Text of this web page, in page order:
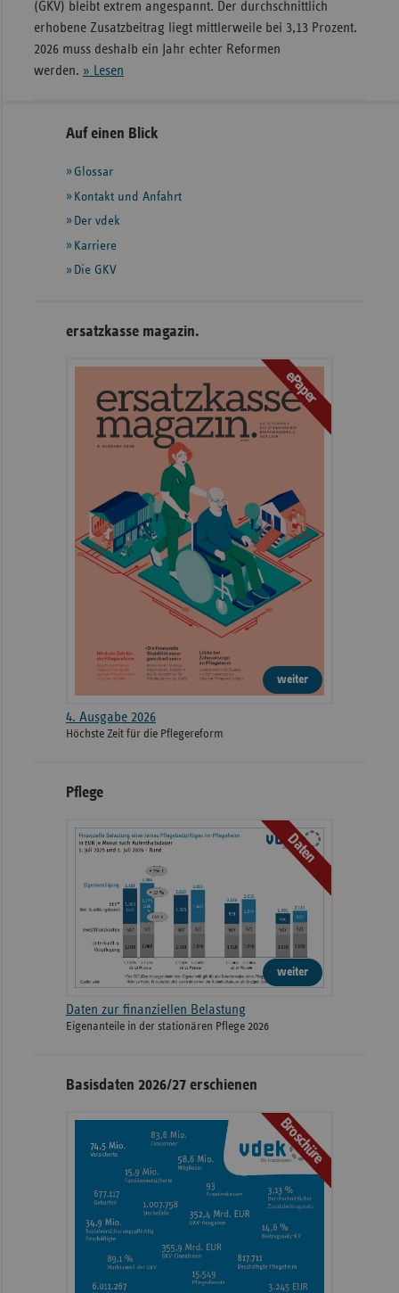
(GKV) bleibt extrem angespannt. Der durchschnittlich
erhobene Zusatzbeitrag liegt mittlerweile bei 3,13 Prozent.
2026 muss deshalb ein Jahr echter Reformen
werden. » Lesen
Seitennavigation
Seitenleiste
weiteren
Informationen
Auf einen Blick
Glossar
Kontakt und Anfahrt
Der vdek
Karriere
Die GKV
ersatzkasse magazin.
ePaper
weiter
4. Ausgabe 2026
Höchste Zeit für die Pflegereform
Pflege
Daten
weiter
Daten zur finanziellen Belastung
Eigenanteile in der stationären Pflege 2026
Basisdaten 2026/27 erschienen
Broschüre